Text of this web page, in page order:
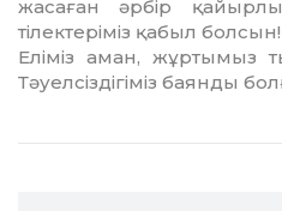
жасаған әрбір
тілектеріміз қа­был болсын!
Еліміз аман, жұртымыз
Тәуелсіздігіміз баянды